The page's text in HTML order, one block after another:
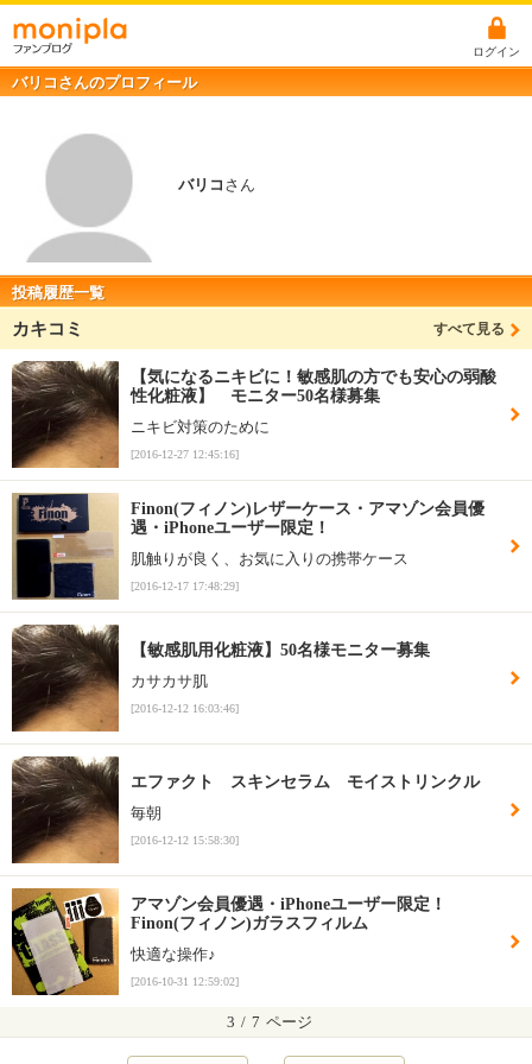
ログイン
バリコさんのプロフィール
バリコ さん
投稿履歴一覧
カキコミ すべて見る
【気になるニキビに！敏感肌の方でも安心の弱酸
性化粧液】 モニター50名様募集
ニキビ対策のために
[2016-12-27 12:45:16]
Finon(フィノン)レザーケース・アマゾン会員優
遇・iPhoneユーザー限定！
肌触りが良く、お気に入りの携帯ケース
[2016-12-17 17:48:29]
【敏感肌用化粧液】50名様モニター募集
カサカサ肌
[2016-12-12 16:03:46]
エファクト スキンセラム モイストリンクル
毎朝
[2016-12-12 15:58:30]
アマゾン会員優遇・iPhoneユーザー限定！
Finon(フィノン)ガラスフィルム
快適な操作♪
[2016-10-31 12:59:02]
3 / 7 ページ